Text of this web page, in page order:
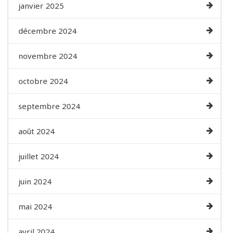
janvier 2025
décembre 2024
novembre 2024
octobre 2024
septembre 2024
août 2024
juillet 2024
juin 2024
mai 2024